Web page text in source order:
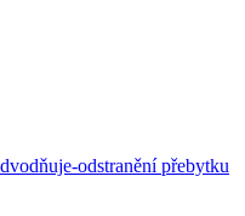
odstranění přebytku